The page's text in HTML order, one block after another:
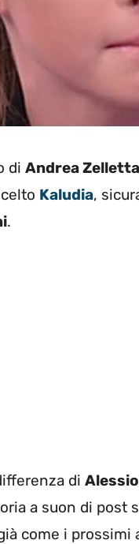
di Andrea Zelletta
Kaludia,
.
di
a suon di post
come i prossimi